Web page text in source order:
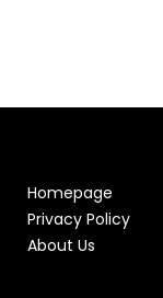
Homepage
Privacy Policy
About Us